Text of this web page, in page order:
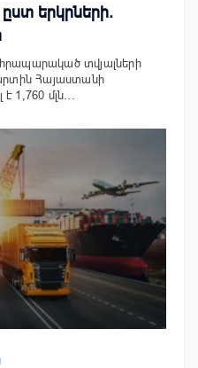
երկրների.
տվյալների
Հայաստանի
1,760 մլն…